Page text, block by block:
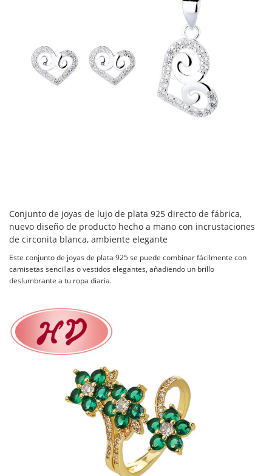
Conjunto de joyas de lujo de plata 925 directo de fábrica,
nuevo diseño de producto hecho a mano con incrustaciones
de circonita blanca, ambiente elegante
Este conjunto de joyas de plata 925 se puede combinar fácilmente con
camisetas sencillas o vestidos elegantes, añadiendo un brillo
deslumbrante a tu ropa diaria.